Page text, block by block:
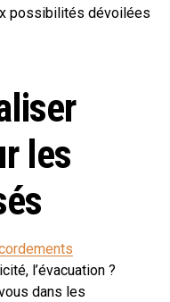
possibilités dévoilées
les
l’évacuation ?
dans les